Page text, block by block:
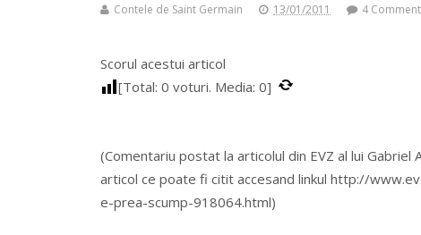
Contele de Saint Germain 13/01/2011 4
Scorul acestui articol
[Total: 0 voturi. Media: 0]
(Comentariu postat la articolul din EVZ al lui Gabriel
articol ce poate fi citit accesand linkul http://
e-prea-scump-918064.html)